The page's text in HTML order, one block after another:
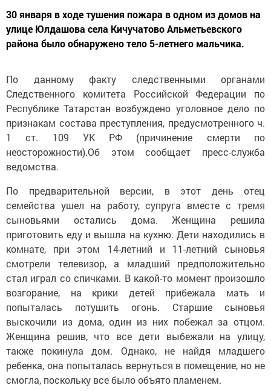
30 января в ходе тушения пожара в одном из домов на
улице Юлдашова села Кичучатово Альметьевского
района было обнаружено тело 5-летнего мальчика.
По данному факту следственными органами
Следственного комитета Российской Федерации по
Республике Татарстан возбуждено уголовное дело по
признакам состава преступления, предусмотренного ч.
1 ст. 109 УК РФ (причинение смерти по
неосторожности).Об этом сообщает пресс-служба
ведомства.
По предварительной версии, в этот день отец
семейства ушел на работу, супруга вместе с тремя
сыновьями остались дома. Женщина решила
приготовить еду и вышла на кухню. Дети находились в
комнате, при этом 14-летний и 11-летний сыновья
смотрели телевизор, а младший предположительно
стал играл со спичками. В какой-то момент произошло
возгорание, на крики детей прибежала мать и
попыталась потушить огонь. Старшие сыновья
выскочили из дома, один из них побежал за отцом.
Женщина решив, что все дети выбежали на улицу,
также покинула дом. Однако, не найдя младшего
ребенка, она попыталась вернуться в помещение, но не
смогла, поскольку все было объято пламенем.